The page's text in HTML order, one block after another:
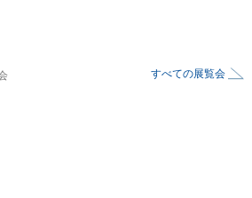
すべての展覧会